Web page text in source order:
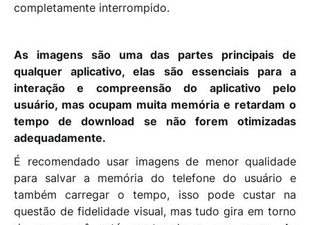
completamente interrompido.
As imagens são uma das partes principais de
qualquer aplicativo, elas são essenciais para a
interação e compreensão do aplicativo pelo
usuário, mas ocupam muita memória e retardam o
tempo de download se não forem otimizadas
adequadamente.
É recomendado usar imagens de menor qualidade
para salvar a memória do telefone do usuário e
também carregar o tempo, isso pode custar na
questão de fidelidade visual, mas tudo gira em torno